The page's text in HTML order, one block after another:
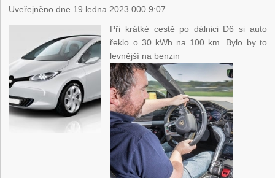
Uveřejněno dne 19 ledna 2023 000 9:07
Při krátké cestě po dálnici D6 si auto
řeklo o 30 kWh na 100 km. Bylo by to
levnější na benzin